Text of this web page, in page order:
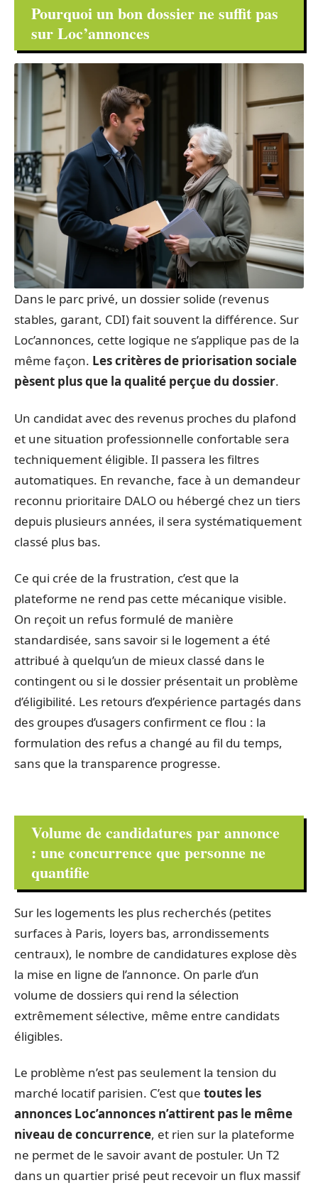
Pourquoi un bon dossier ne suffit pas
sur Loc’annonces
Dans le parc privé, un dossier solide (revenus
stables, garant, CDI) fait souvent la différence. Sur
Loc’annonces, cette logique ne s’applique pas de la
même façon. Les critères de priorisation sociale
pèsent plus que la qualité perçue du dossier.
Un candidat avec des revenus proches du plafond
et une situation professionnelle confortable sera
techniquement éligible. Il passera les filtres
automatiques. En revanche, face à un demandeur
reconnu prioritaire DALO ou hébergé chez un tiers
depuis plusieurs années, il sera systématiquement
classé plus bas.
Ce qui crée de la frustration, c’est que la
plateforme ne rend pas cette mécanique visible.
On reçoit un refus formulé de manière
standardisée, sans savoir si le logement a été
attribué à quelqu’un de mieux classé dans le
contingent ou si le dossier présentait un problème
d’éligibilité. Les retours d’expérience partagés dans
des groupes d’usagers confirment ce flou : la
formulation des refus a changé au fil du temps,
sans que la transparence progresse.
Volume de candidatures par annonce
: une concurrence que personne ne
quantifie
Sur les logements les plus recherchés (petites
surfaces à Paris, loyers bas, arrondissements
centraux), le nombre de candidatures explose dès
la mise en ligne de l’annonce. On parle d’un
volume de dossiers qui rend la sélection
extrêmement sélective, même entre candidats
éligibles.
Le problème n’est pas seulement la tension du
marché locatif parisien. C’est que toutes les
annonces Loc’annonces n’attirent pas le même
niveau de concurrence, et rien sur la plateforme
ne permet de le savoir avant de postuler. Un T2
dans un quartier prisé peut recevoir un flux massif